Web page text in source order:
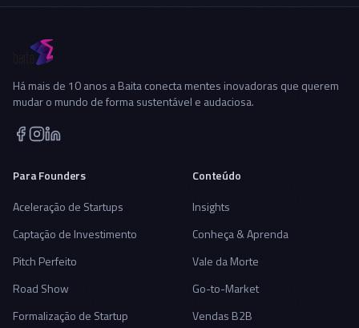
Há mais de 10 anos a Baita conecta mentes inovadoras que querem
mudar o mundo de forma sustentável e audaciosa.
Para Founders
Aceleração de Startups
Captação de Investimento
Pitch Perfeito
Road Show
Formalização de Startup
Conteúdo
Insights
Conheça & Aprenda
Vale da Morte
Go-to-Market
Vendas B2B